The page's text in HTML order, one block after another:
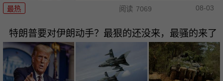
最热 阅读 7069 08-03
特朗普要对伊朗动手？最狠的还没来，最骚的来了